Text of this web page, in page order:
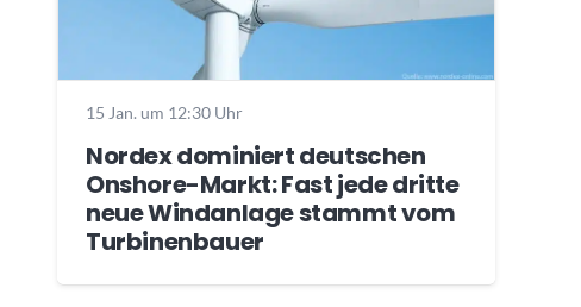
15 Jan. um 12:30 Uhr
Nordex dominiert deutschen
Onshore-Markt: Fast jede dritte
neue Windanlage stammt vom
Turbinenbauer